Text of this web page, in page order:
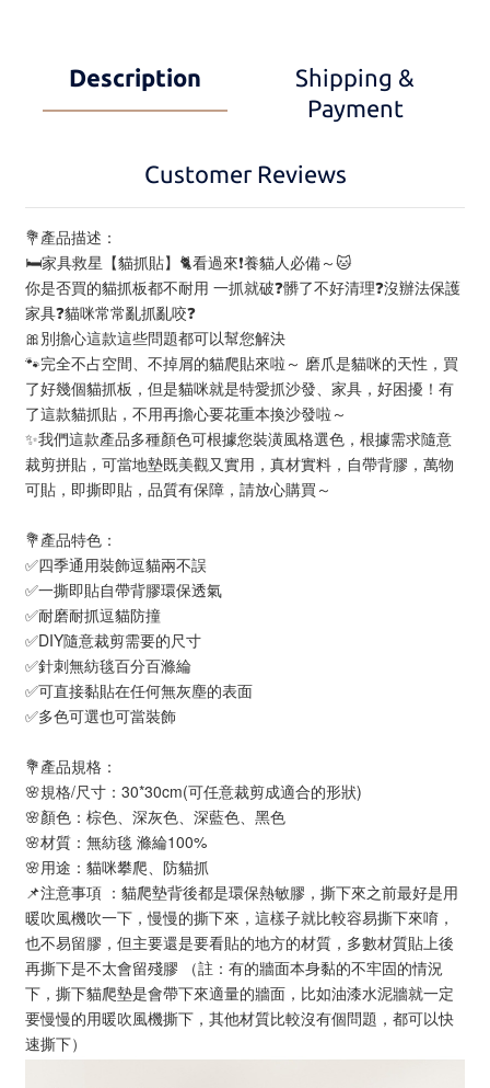
Description
Shipping &
Payment
Customer Reviews
💐產品描述：
🛏️家具救星【貓抓貼】🐈看過來❗️養貓人必備～🐱
你是否買的貓抓板都不耐用 一抓就破❓髒了不好清理❓沒辦法保護
家具❓貓咪常常亂抓亂咬❓
🎀別擔心這款這些問題都可以幫您解決
🐾完全不占空間、不掉屑的貓爬貼來啦～ 磨爪是貓咪的天性，買
了好幾個貓抓板，但是貓咪就是特愛抓沙發、家具，好困擾！有
了這款貓抓貼，不用再擔心要花重本換沙發啦～
✨我們這款產品多種顏色可根據您裝潢風格選色，根據需求隨意
裁剪拼貼，可當地墊既美觀又實用，真材實料，自帶背膠，萬物
可貼，即撕即貼，品質有保障，請放心購買～
💐產品特色：
✅四季通用裝飾逗貓兩不誤
✅一撕即貼自帶背膠環保透氣
✅耐磨耐抓逗貓防撞
✅DIY隨意裁剪需要的尺寸
✅針刺無紡毯百分百滌綸
✅可直接黏貼在任何無灰塵的表面
✅多色可選也可當裝飾
💐產品規格：
🌸規格/尺寸：30*30cm(可任意裁剪成適合的形狀)
🌸顏色：棕色、深灰色、深藍色、黑色
🌸材質：無紡毯 滌綸100%
🌸用途：貓咪攀爬、防貓抓
📌注意事項 ：貓爬墊背後都是環保熱敏膠，撕下來之前最好是用
暖吹風機吹一下，慢慢的撕下來，這樣子就比較容易撕下來唷，
也不易留膠，但主要還是要看貼的地方的材質，多數材質貼上後
再撕下是不太會留殘膠 （註：有的牆面本身黏的不牢固的情況
下，撕下貓爬墊是會帶下來適量的牆面，比如油漆水泥牆就一定
要慢慢的用暖吹風機撕下，其他材質比較沒有個問題，都可以快
速撕下）